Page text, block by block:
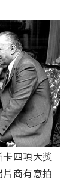
四項大獎
商有意拍